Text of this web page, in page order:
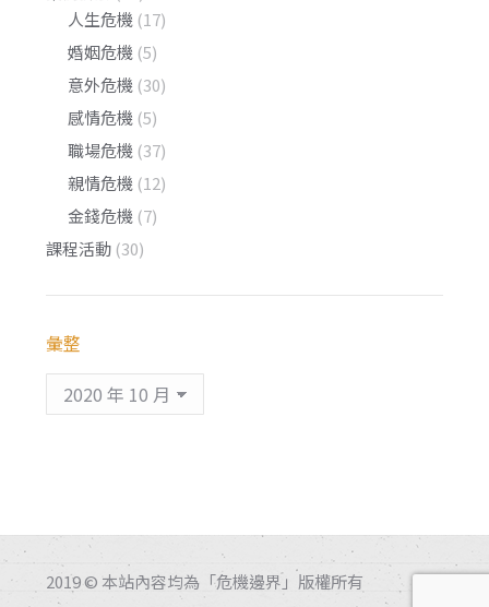
人生危機 (17)
婚姻危機 (5)
意外危機 (30)
感情危機 (5)
職場危機 (37)
親情危機 (12)
金錢危機 (7)
課程活動 (30)
彙整
整
2019 © 本站內容均為「危機邊界」版權所有